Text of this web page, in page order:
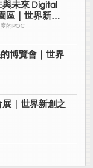
未來 Digital
的POC
博覽會｜世界
｜世界新創之